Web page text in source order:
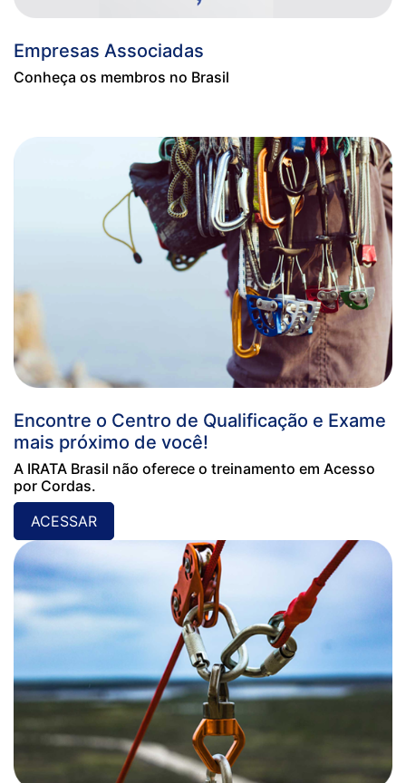
Empresas Associadas
Conheça os membros no Brasil
Encontre o Centro de Qualificação e Exame
mais próximo de você!
A IRATA Brasil não oferece o treinamento em Acesso
por Cordas.
ACESSAR